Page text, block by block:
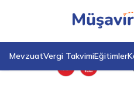
MevzuatVergi TakvimiEğitimler
Anasayfa
Emeklilikten Sonra Çalışma: